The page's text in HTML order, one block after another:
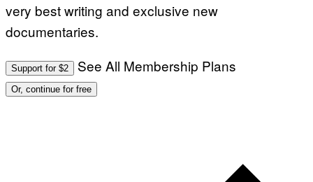
very best writing and exclusive new
documentaries.
Support for $2 See All Membership Plans
Or, continue for free